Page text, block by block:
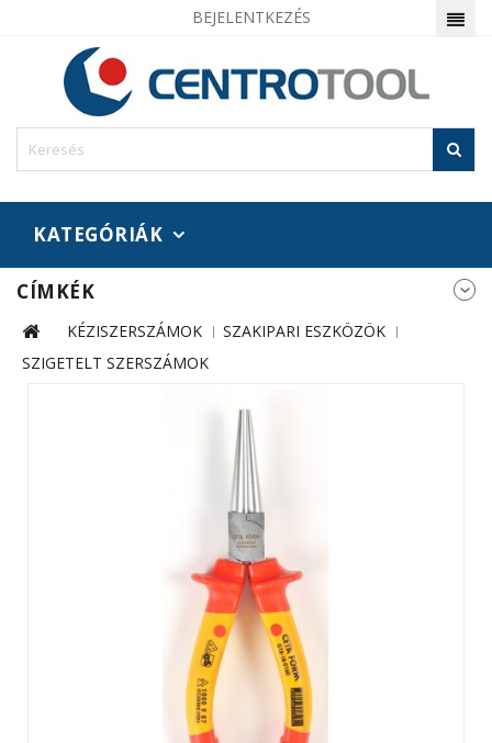
BEJELENTKEZÉS
KATEGÓRIÁK
CÍMKÉK
KÉZISZERSZÁMOK
SZAKIPARI ESZKÖZÖK
SZIGETELT SZERSZÁMOK